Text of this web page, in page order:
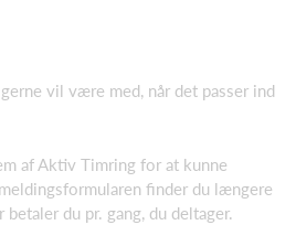
vil være med, når det passer ind
af Aktiv Timring for at kunne
finder du længere
du pr. gang, du deltager.